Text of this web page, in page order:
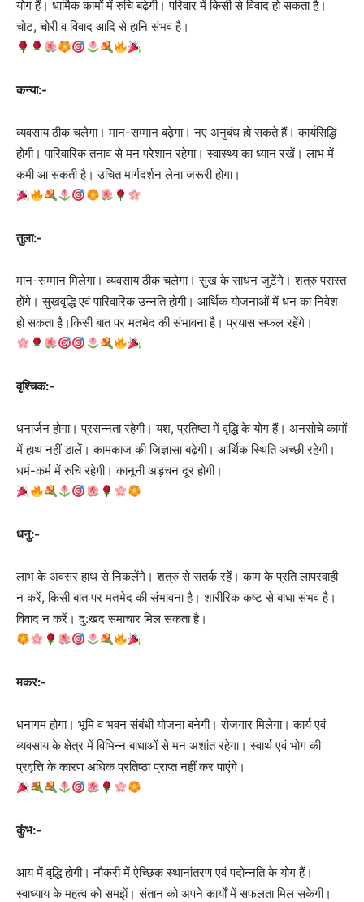
योग हैं। धार्मिक कामों में रुचि बढ़ेगी। परिवार में किसी से विवाद हो सकता है।
चोट, चोरी व विवाद आदि से हानि संभव है।
कन्या:-
व्यवसाय ठीक चलेगा। मान-सम्मान बढ़ेगा। नए अनुबंध हो सकते हैं। कार्यसिद्धि
होगी। पारिवारिक तनाव से मन परेशान रहेगा। स्वास्थ्य का ध्यान रखें। लाभ में
कमी आ सकती है। उचित मार्गदर्शन लेना जरूरी होगा।
तुला:-
मान-सम्मान मिलेगा। व्यवसाय ठीक चलेगा। सुख के साधन जुटेंगे। शत्रु परास्त
होंगे। सुखवृद्धि एवं पारिवारिक उन्नति होगी। आर्थिक योजनाओं में धन का निवेश
हो सकता है।किसी बात पर मतभेद की संभावना है। प्रयास सफल रहेंगे।
वृश्चिक:-
धनार्जन होगा। प्रसन्नता रहेगी। यश, प्रतिष्ठा में वृद्धि के योग हैं। अनसोचे कामों
में हाथ नहीं डालें। कामकाज की जिज्ञासा बढ़ेगी। आर्थिक स्थिति अच्छी रहेगी।
धर्म-कर्म में रुचि रहेगी। कानूनी अड़चन दूर होगी।
धनु:-
लाभ के अवसर हाथ से निकलेंगे। शत्रु से सतर्क रहें। काम के प्रति लापरवाही
न करें, किसी बात पर मतभेद की संभावना है। शारीरिक कष्ट से बाधा संभव है।
विवाद न करें। दु:खद समाचार मिल सकता है।
मकर:-
धनागम होगा। भूमि व भवन संबंधी योजना बनेगी। रोजगार मिलेगा। कार्य एवं
व्यवसाय के क्षेत्र में विभिन्न बाधाओं से मन अशांत रहेगा। स्वार्थ एवं भोग की
प्रवृत्ति के कारण अधिक प्रतिष्ठा प्राप्त नहीं कर पाएंगे।
कुंभ:-
आय में वृद्धि होगी। नौकरी में ऐच्छिक स्थानांतरण एवं पदोन्नति के योग हैं।
स्वाध्याय के महत्व को समझें। संतान को अपने कार्यों में सफलता मिल सकेगी।